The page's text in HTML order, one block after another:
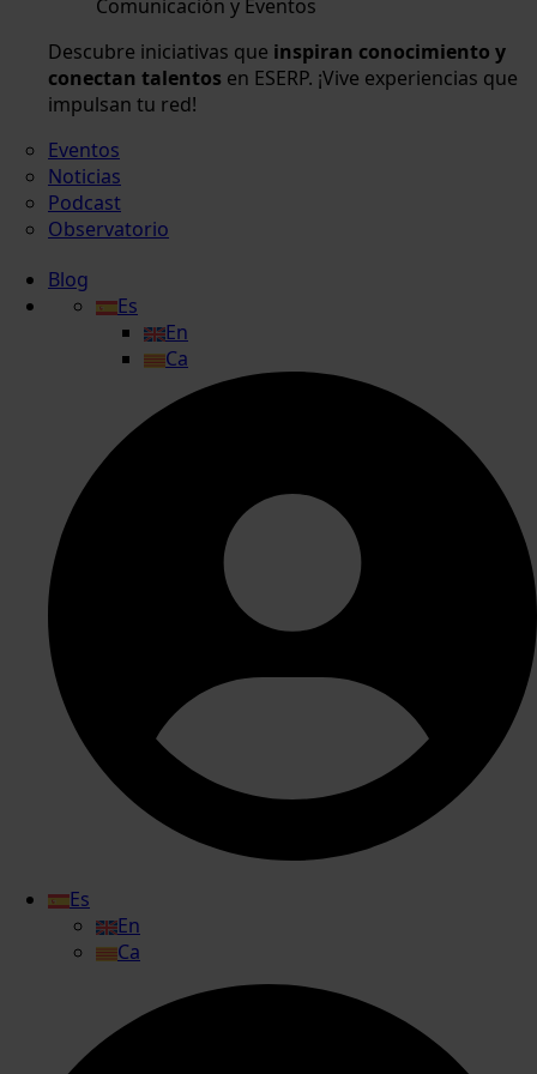
Comunicación y Eventos
Descubre iniciativas que inspiran conocimiento y
conectan talentos en ESERP. ¡Vive experiencias que
impulsan tu red!
Eventos
Noticias
Podcast
Observatorio
Blog
Es
En
Ca
Es
En
Ca